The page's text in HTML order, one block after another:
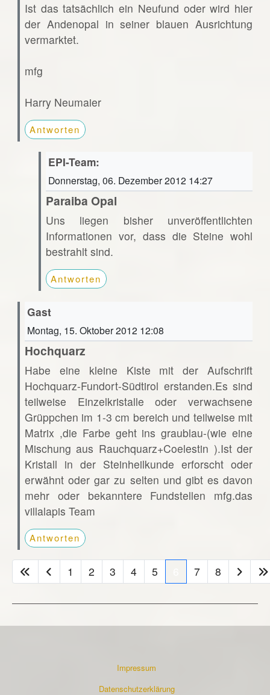
Ist das tatsächlich ein Neufund oder wird hier
der Andenopal in seiner blauen Ausrichtung
vermarktet.
mfg
Harry Neumaier
Antworten
EPI-Team:
Donnerstag, 06. Dezember 2012 14:27
Paraiba Opal
Uns liegen bisher unveröffentlichten
Informationen vor, dass die Steine wohl
bestrahlt sind.
Antworten
Gast
Montag, 15. Oktober 2012 12:08
Hochquarz
Habe eine kleine Kiste mit der Aufschrift
Hochquarz-Fundort-Südtirol erstanden.Es sind
teilweise Einzelkristalle oder verwachsene
Grüppchen im 1-3 cm bereich und teilweise mit
Matrix ,die Farbe geht ins graublau-(wie eine
Mischung aus Rauchquarz+Coelestin ).Ist der
Kristall in der Steinheilkunde erforscht oder
erwähnt oder gar zu selten und gibt es davon
mehr oder bekanntere Fundstellen mfg.das
villalapis Team
Antworten
1 2 3 4 5 7 8
Impressum
Datenschutzerklärung